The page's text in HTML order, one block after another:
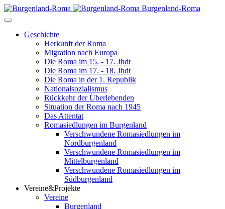
Burgenland-Roma
Geschichte
Herkunft der Roma
Migration nach Europa
Die Roma im 15. - 17. Jhdt
Die Roma im 17. - 18. Jhdt
Die Roma in der 1. Republik
Nationalsozialismus
Rückkehr der Überlebenden
Situation der Roma nach 1945
Das Attentat
Romasiedlungen im Burgenland
Verschwundene Romasiedlungen im
Nordburgenland
Verschwundene Romasiedlungen im
Mittelburgenland
Verschwundene Romasiedlungen im
Südburgenland
Vereine&Projekte
Vereine
Burgenland